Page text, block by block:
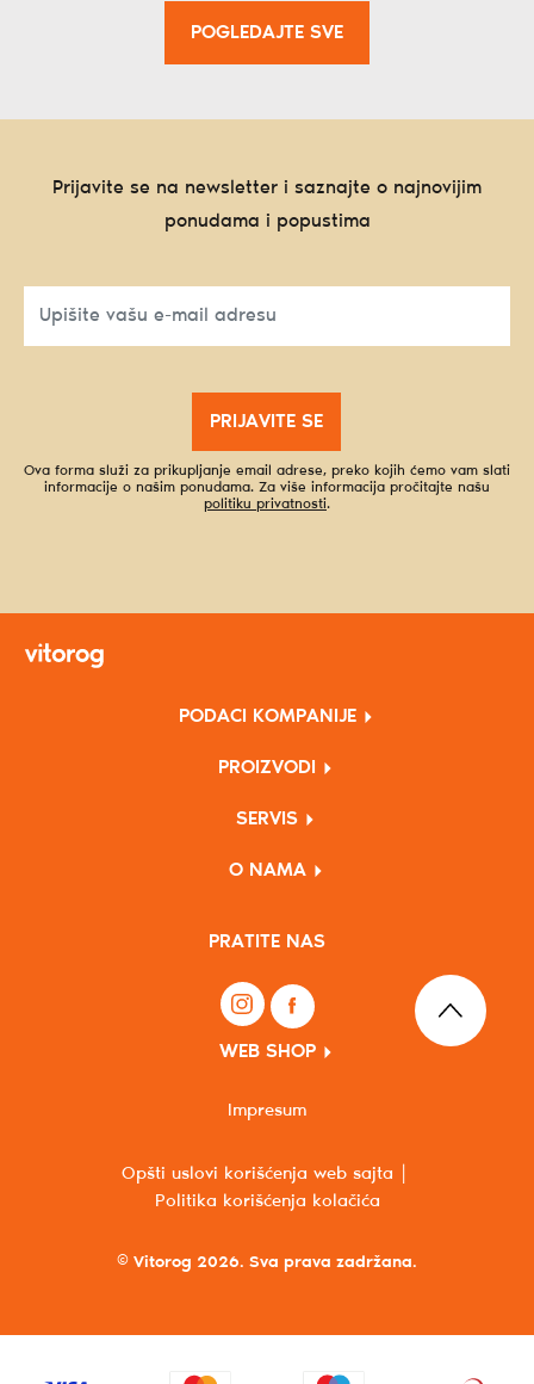
POGLEDAJTE SVE
Prijavite se na newsletter i saznajte o najnovijim
ponudama i popustima
PRIJAVITE SE
Ova forma služi za prikupljanje email adrese, preko kojih ćemo vam slati
informacije o našim ponudama. Za više informacija pročitajte našu
politiku privatnosti.
PODACI KOMPANIJE
PROIZVODI
SERVIS
O NAMA
PRATITE NAS
WEB SHOP
© Vitorog 2026. Sva prava zadržana.
Opšti uslovi korišćenja web sajta
Politika korišćenja kolačića
Impresum